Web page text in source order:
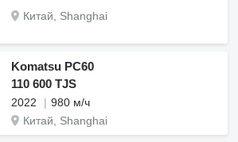
Китай, Shanghai
Komatsu PC60
110 600 TJS
2022
980 м/ч
Китай, Shanghai